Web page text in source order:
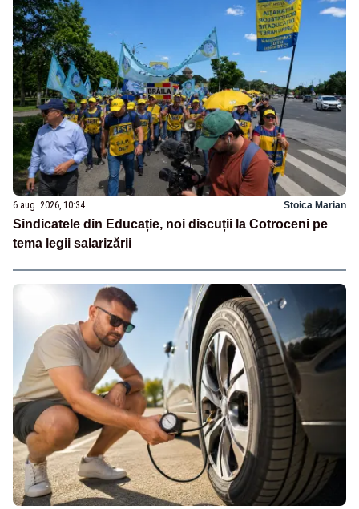
6 aug. 2026, 10:34 Stoica Marian
Sindicatele din Educație, noi discuții la Cotroceni pe
tema legii salarizării